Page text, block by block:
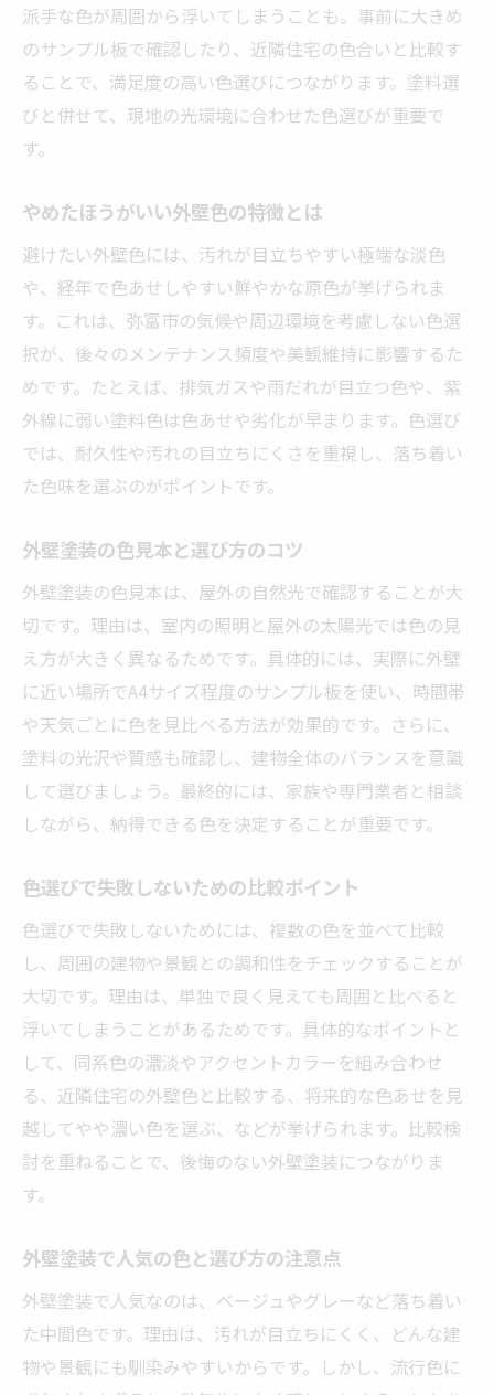
派手な色が周囲から浮いてしまうことも。事前に大きめ
のサンプル板で確認したり、近隣住宅の色合いと比較す
ることで、満足度の高い色選びにつながります。塗料選
びと併せて、現地の光環境に合わせた色選びが重要で
す。
やめたほうがいい外壁色の特徴とは
避けたい外壁色には、汚れが目立ちやすい極端な淡色
や、経年で色あせしやすい鮮やかな原色が挙げられま
す。これは、弥富市の気候や周辺環境を考慮しない色選
択が、後々のメンテナンス頻度や美観維持に影響するた
めです。たとえば、排気ガスや雨だれが目立つ色や、紫
外線に弱い塗料色は色あせや劣化が早まります。色選び
では、耐久性や汚れの目立ちにくさを重視し、落ち着い
た色味を選ぶのがポイントです。
外壁塗装の色見本と選び方のコツ
外壁塗装の色見本は、屋外の自然光で確認することが大
切です。理由は、室内の照明と屋外の太陽光では色の見
え方が大きく異なるためです。具体的には、実際に外壁
に近い場所でA4サイズ程度のサンプル板を使い、時間帯
や天気ごとに色を見比べる方法が効果的です。さらに、
塗料の光沢や質感も確認し、建物全体のバランスを意識
して選びましょう。最終的には、家族や専門業者と相談
しながら、納得できる色を決定することが重要です。
色選びで失敗しないための比較ポイント
色選びで失敗しないためには、複数の色を並べて比較
し、周囲の建物や景観との調和性をチェックすることが
大切です。理由は、単独で良く見えても周囲と比べると
浮いてしまうことがあるためです。具体的なポイントと
して、同系色の濃淡やアクセントカラーを組み合わせ
る、近隣住宅の外壁色と比較する、将来的な色あせを見
越してやや濃い色を選ぶ、などが挙げられます。比較検
討を重ねることで、後悔のない外壁塗装につながりま
す。
外壁塗装で人気の色と選び方の注意点
外壁塗装で人気なのは、ベージュやグレーなど落ち着い
た中間色です。理由は、汚れが目立ちにくく、どんな建
物や景観にも馴染みやすいからです。しかし、流行色に